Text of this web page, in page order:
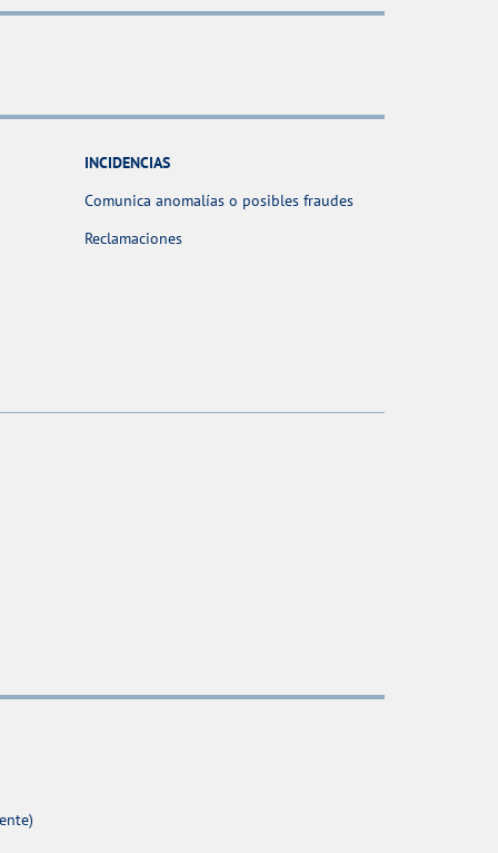
INCIDENCIAS
Comunica anomalías o posibles fraudes
Reclamaciones